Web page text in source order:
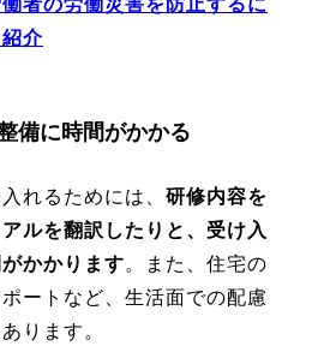
者の労働災害を防止するに
介
備に時間がかかる
れるためには、 研修内容を
ルを翻訳したりと、受け入
かかります。また、住宅の
ートなど、生活面での配慮
ります。